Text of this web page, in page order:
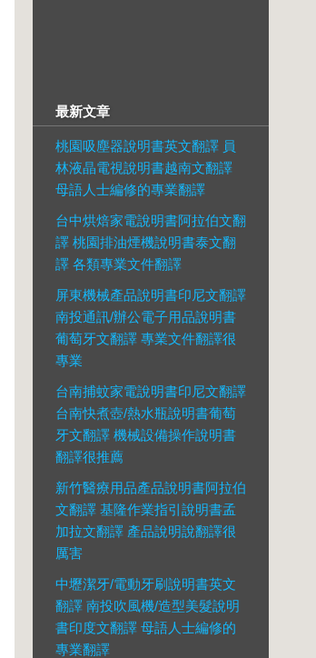
最新文章
桃園吸塵器說明書英文翻譯 員
林液晶電視說明書越南文翻譯
母語人士編修的專業翻譯
台中烘焙家電說明書阿拉伯文翻
譯 桃園排油煙機說明書泰文翻
譯 各類專業文件翻譯
屏東機械產品說明書印尼文翻譯
南投通訊/辦公電子用品說明書
葡萄牙文翻譯 專業文件翻譯很
專業
台南捕蚊家電說明書印尼文翻譯
台南快煮壺/熱水瓶說明書葡萄
牙文翻譯 機械設備操作說明書
翻譯很推薦
新竹醫療用品產品說明書阿拉伯
文翻譯 基隆作業指引說明書孟
加拉文翻譯 產品說明說翻譯很
厲害
中壢潔牙/電動牙刷說明書英文
翻譯 南投吹風機/造型美髮說明
書印度文翻譯 母語人士編修的
專業翻譯